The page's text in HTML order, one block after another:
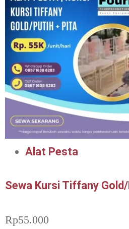
Alat Pesta
Sewa Kursi Tiffany
Rp55.000